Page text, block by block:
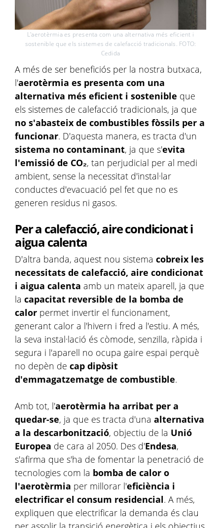
L'aerotèrmia es presenta com una alternativa més eficient i
sostenible que els sistemes de calefacció tradicionals. FOTO:
Cedida
A més de ser beneficiós per la nostra butxaca,
l'aerotèrmia es presenta com una
alternativa més eficient i sostenible que
els sistemes de calefacció tradicionals, ja que
no s'abasteix de combustibles fòssils per a
funcionar. D'aquesta manera, es tracta d'un
sistema no contaminant, ja que s'evita
l'emissió de CO₂, tan perjudicial per al medi
ambient, sense la necessitat d'instal·lar
conductes d'evacuació pel fet que no es
generen residus ni gasos.
Per a calefacció, aire condicionat i
aigua calenta
D'altra banda, aquest nou sistema cobreix les
necessitats de calefacció, aire condicionat
i aigua calenta amb un mateix aparell, ja que
la capacitat reversible de la bomba de
calor permet invertir el funcionament,
generant calor a l'hivern i fred a l'estiu. A més,
la seva instal·lació és còmode, senzilla, ràpida i
segura i l'aparell no ocupa gaire espai perquè
no depèn de cap dipòsit
d'emmagatzematge de combustible.
Amb tot, l'aerotèrmia ha arribat per a
quedar-se, ja que es tracta d'una alternativa
a la descarbonització, objectiu de la Unió
Europea de cara al 2050. Des d'Endesa,
s'afirma que s'ha de fomentar la penetració de
tecnologies com la bomba de calor o
l'aerotèrmia per millorar l'eficiència i
electrificar el consum residencial. A més,
expliquen que electrificar la demanda és clau